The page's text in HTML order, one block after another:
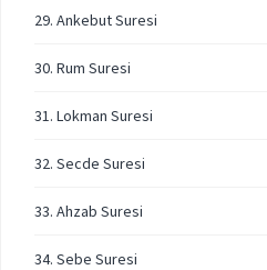
29. Ankebut Suresi
30. Rum Suresi
31. Lokman Suresi
32. Secde Suresi
33. Ahzab Suresi
34. Sebe Suresi